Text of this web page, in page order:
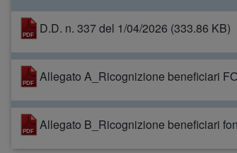
Documento
D.D. n. 337 del 1/04/2026 (333.86 KB)
Documento
Allegato A_Ricognizione beneficiari
Documento
Allegato B_Ricognizione beneficiari